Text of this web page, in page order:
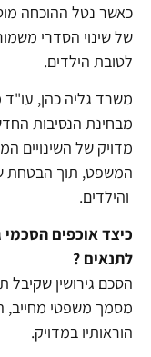
כאשר נטל ההוכחה
של שינוי הסדרי
לטובת הילדים.
משרד גליה כהן, עו"ד
מבחינת הנסיבות
מדויק של השינויים
המשפט, תוך הבטחת
והילדים.
כיצד אוכפים הסכמי
לתנאים ?
הסכם גירושין
מסמך משפטי מחייב,
הוראותיו במדויק.